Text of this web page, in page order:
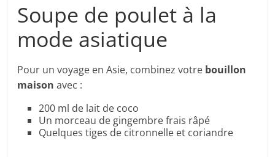
Soupe de poulet à la
mode asiatique
Pour un voyage en Asie, combinez votre bouillon
maison avec :
200 ml de lait de coco
Un morceau de gingembre frais râpé
Quelques tiges de citronnelle et coriandre